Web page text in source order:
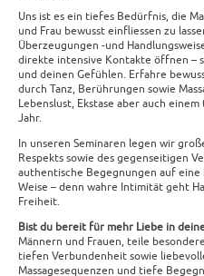
Uns ist es ein tiefes Bedürfnis, die
und Frau bewusst einfliessen zu
Überzeugungen -und
direkte intensive Kontakte öffnen –
und deinen Gefühlen. Erfahre
durch Tanz, Berührungen sowie
Lebenslust, Ekstase aber auch
Jahr.
In unseren Seminaren legen wir
Respekts sowie des gegenseitigen
authentische Begegnungen auf
Weise – denn wahre Intimität geht
Freiheit.
Bist du bereit für mehr Liebe in
Männern und Frauen, teile
tiefen Verbundenheit sowie
Massagesequenzen und tiefe